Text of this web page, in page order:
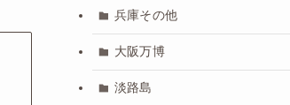
兵庫その他
大阪万博
淡路島